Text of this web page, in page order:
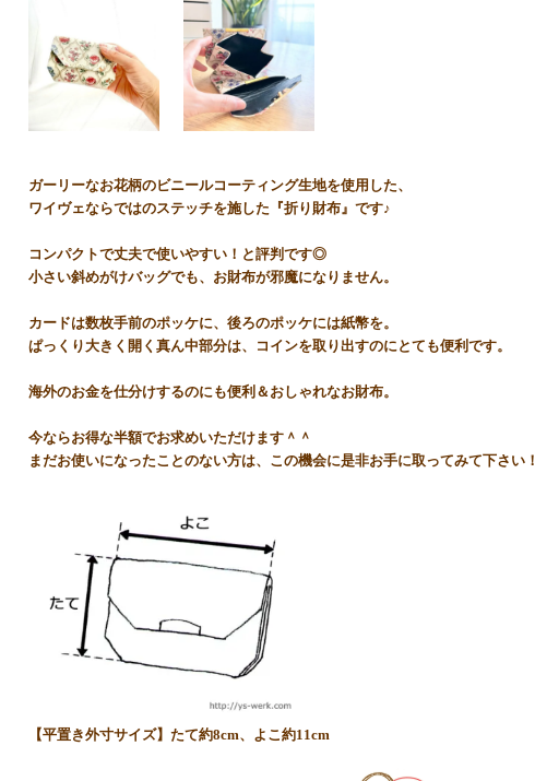
ガーリーなお花柄のビニールコーティング生地を使用した、
ワイヴェならではのステッチを施した『折り財布』です♪
コンパクトで丈夫で使いやすい！と評判です◎
小さい斜めがけバッグでも、お財布が邪魔になりません。
カードは数枚手前のポッケに、後ろのポッケには紙幣を。
ぱっくり大きく開く真ん中部分は、コインを取り出すのにとても便利です。
海外のお金を仕分けするのにも便利＆おしゃれなお財布。
今ならお得な半額でお求めいただけます＾＾
まだお使いになったことのない方は、この機会に是非お手に取ってみて下さい！
【平置き外寸サイズ】たて約8cm、よこ約11cm